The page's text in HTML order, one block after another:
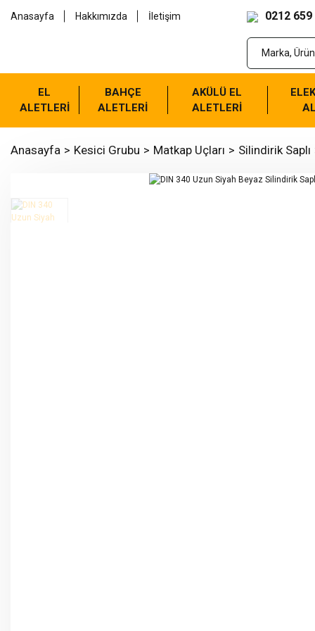
Anasayfa Hakkımızda İletişim 0212 659
EL
ALETLERİ
BAHÇE
ALETLERİ
AKÜLÜ EL
ALETLERİ
Anasayfa Kesici Grubu Matkap Uçları Silindirik Saplı